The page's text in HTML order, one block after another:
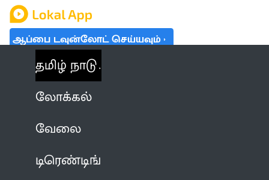
ஆப்பை டவுன்லோட் செய்யவும்
தமிழ் நாடு
லோக்கல்
வேலை
டிரெண்டிங்